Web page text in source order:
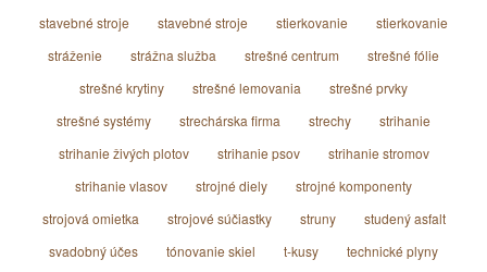
stavebné stroje
stavebné stroje stierkovanie
stierkovanie
stráženie
strážna služba strešné centrum
strešné fólie
strešné krytiny
strešné lemovania
strešné prvky
strešné systémy
strechárska firma strechy
strihanie
strihanie živých plotov
strihanie psov
strihanie stromov
strihanie vlasov
strojné diely
strojné komponenty
strojová omietka
strojové súčiastky struny
studený asfalt
svadobný účes
tónovanie skiel t-kusy
technické plyny